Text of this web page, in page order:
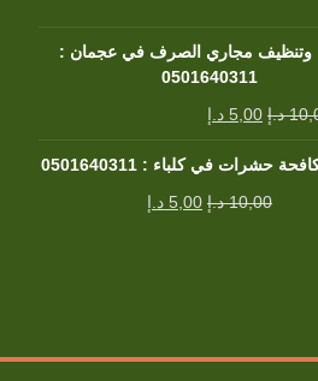
وتنظيف مجاري الصرف في عجمان :
0501640311
د.إ 5,00 د.إ
حشرات في كلباء : 0501640311
10,00 د.إ 5,00 د.إ